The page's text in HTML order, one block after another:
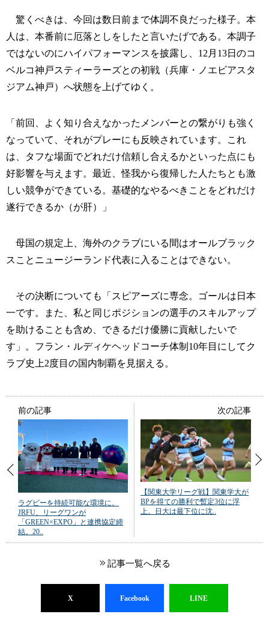
驚くべきは、今回は数日前まで体調不良だった様子。本
人は、本番前に厄落としをしたと言いたげである。本調子
ではないのにハイパフォーマンスを披露し、12月13日のコ
ベルコ神戸スティーラーズとの初戦（兵庫・ノエビアスタ
ジアム神戸）へ状態を上げてゆく。
「前回、よく知り合えなかったメンバーとの繋がりも強く
なっていて、それがプレーにも反映されています。これ
は、タフな場面でどれだけ信頼し合えるかといった点にも
好影響を与えます。最近、怪我から復帰した人たちとも激
しい競争ができている。基礎的なやるべきことをどれだけ
遂行できるか（が肝）」
母国の規定上、海外のクラブにいる間はオールブラック
スことニュージーランド代表に入ることはできない。
その決断についても「スピアーズに専念。ゴールは日本
一です。また、私と同じポジションの選手のスキルアップ
を助けることも含め、できるだけ優勝に貢献したいで
す」。フラン・ルディケヘッドコーチ体制10年目にしてク
ラブ史上2度目の国内制覇を見据える。
前の記事
ラグビーを持続可能な環境に。
JRFU、リーグワンが
「GREEN×EXPO」と連携協定締
結。20..
次の記事
【関東大学リーグ戦】関東学大が
BPを得ての勝利で暫定3位に浮
上。日大は最下位に沈..
記事一覧へ戻る
X Facebook LINE